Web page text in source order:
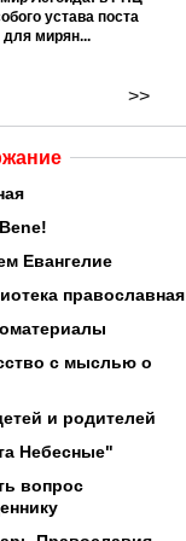
устава поста
для мирян...
>>
Евангелие
православная
с мыслью о
и родителей
Небесные"
вопрос